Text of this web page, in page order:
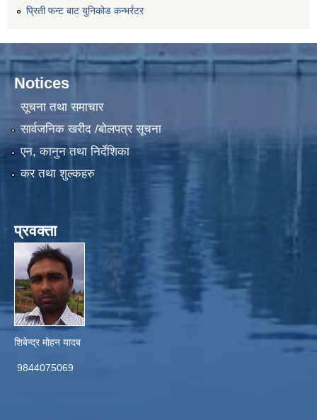
प्रिती फन्ट बाट युनिकोड कन्भर्रटर
Notices
सूचना तथा समाचार
सार्वजनिक खरीद /बोलपत्र सूचना
एन, कानुन तथा निर्देशिका
कर तथा शुल्कहरु
प्रवक्ता
शिबेन्द्र मोहन यादब
9844075069